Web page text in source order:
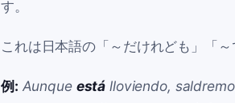
す。
これは日本語の「～だけれども」「～
例: Aunque está lloviendo,